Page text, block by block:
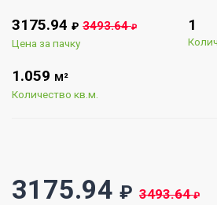
3175.94 ₽ 3493.64₽
Цена за пачку
1
1.059 М²
Количество кв.м.
3175.94 ₽ 3493.64₽